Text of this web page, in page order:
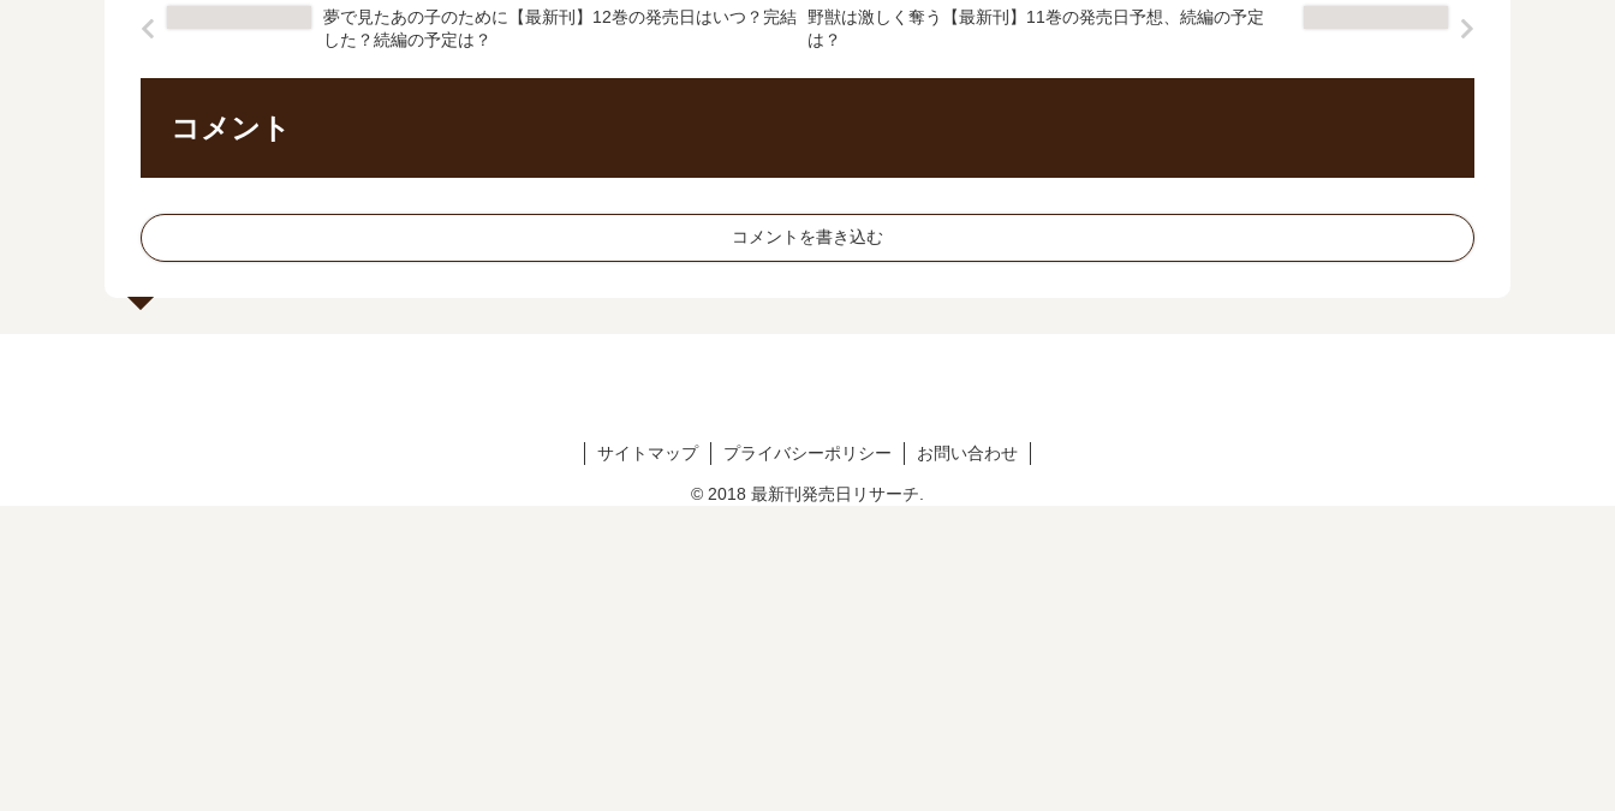
夢で見たあの子のために【最新刊】12巻の発売日はいつ？完結
した？続編の予定は？
野獣は激しく奪う【最新刊】11巻の発売日予想、続編の予定
は？
コメント
コメントを書き込む
サイトマップ プライバシーポリシー お問い合わせ
© 2018 最新刊発売日リサーチ.